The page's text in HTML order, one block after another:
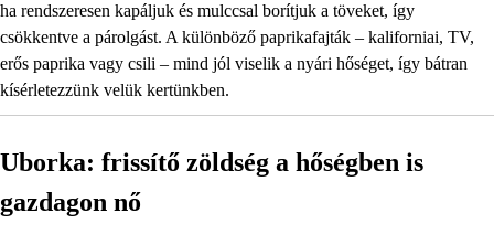
ha rendszeresen kapáljuk és mulccsal borítjuk a töveket, így
csökkentve a párolgást. A különböző paprikafajták – kaliforniai, TV,
erős paprika vagy csili – mind jól viselik a nyári hőséget, így bátran
kísérletezzünk velük kertünkben.
Uborka: frissítő zöldség a hőségben is
gazdagon nő